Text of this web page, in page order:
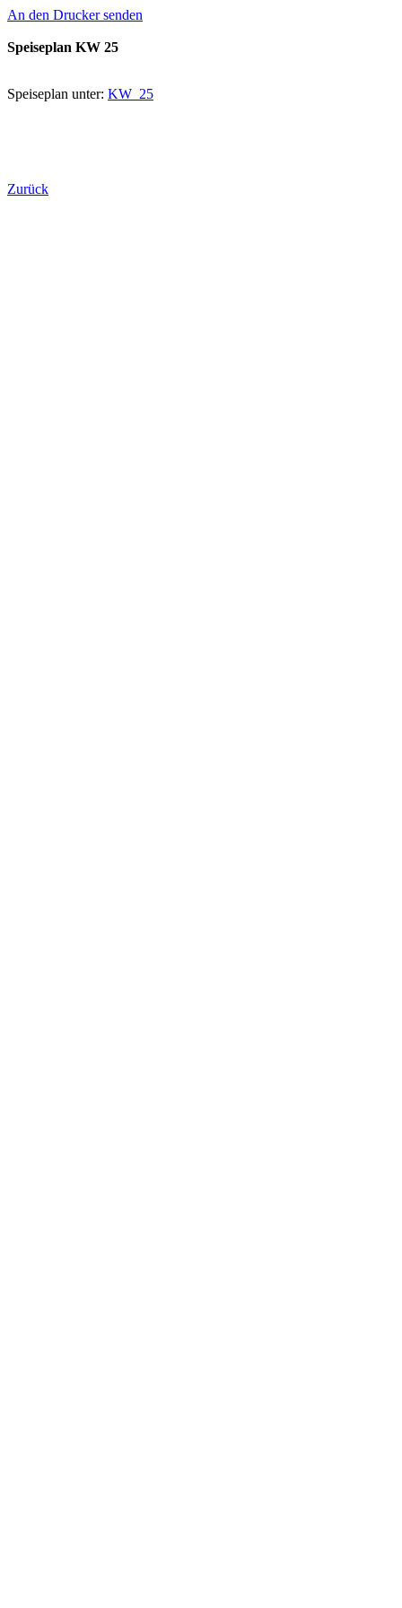
An den Drucker senden
Speiseplan KW 25
Speiseplan unter: KW_25
Zurück